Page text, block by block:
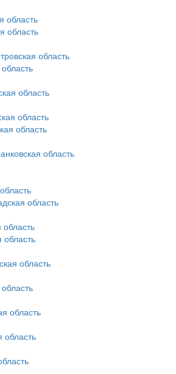
область
область
область
область
область
область
область
область
область
область
область
область
область